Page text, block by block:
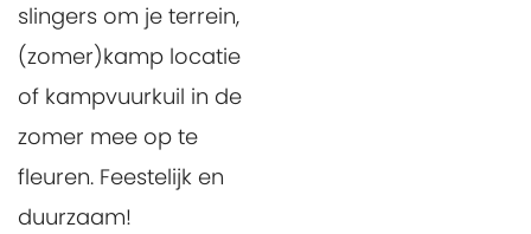
slingers om je terrein,
(zomer)kamp locatie
of kampvuurkuil in de
zomer mee op te
fleuren. Feestelijk en
duurzaam!